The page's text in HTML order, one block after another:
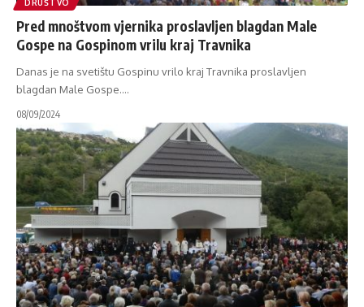
DRUŠTVO
Pred mnoštvom vjernika proslavljen blagdan Male
Gospe na Gospinom vrilu kraj Travnika
Danas je na svetištu Gospinu vrilo kraj Travnika proslavljen
blagdan Male Gospe.…
08/09/2024